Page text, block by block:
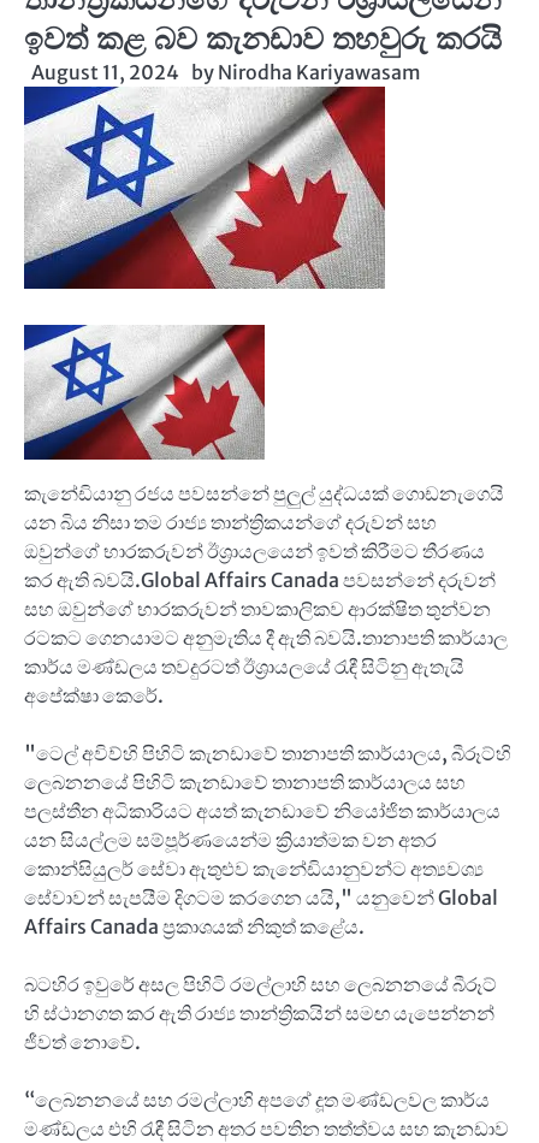
ඉවත් කළ බව කැනඩාව තහවුරු කරයි
August 11, 2024 by Nirodha Kariyawasam
කැනේඩියානු රජය පවසන්නේ පුලුල් යුද්ධයක් ගොඩනැගෙයි
යන බිය නිසා තම රාජ්‍ය තාන්ත්‍රිකයන්ගේ දරුවන් සහ
ඔවුන්ගේ භාරකරුවන් ඊශ්‍රායලයෙන් ඉවත් කිරීමට තීරණය
කර ඇති බවයි.Global Affairs Canada පවසන්නේ දරුවන්
සහ ඔවුන්ගේ භාරකරුවන් තාවකාලිකව ආරක්ෂිත තුන්වන
රටකට ගෙනයාමට අනුමැතිය දී ඇති බවයි.තානාපති කාර්යාල
කාර්ය මණ්ඩලය තවදුරටත් ඊශ්‍රායලයේ රැඳී සිටිනු ඇතැයි
අපේක්ෂා කෙරේ.
"ටෙල් අවිව්හි පිහිටි කැනඩාවේ තානාපති කාර්යාලය, බීරූට්හි
ලෙබනනයේ පිහිටි කැනඩාවේ තානාපති කාර්යාලය සහ
පලස්තීන අධිකාරියට අයත් කැනඩාවේ නියෝජිත කාර්යාලය
යන සියල්ලම සම්පූර්ණයෙන්ම ක්‍රියාත්මක වන අතර
කොන්සියුලර් සේවා ඇතුළුව කැනේඩියානුවන්ට අත්‍යවශ්‍ය
සේවාවන් සැපයීම දිගටම කරගෙන යයි," යනුවෙන් Global
Affairs Canada ප්‍රකාශයක් නිකුත් කළේය.
බටහිර ඉවුරේ අසල පිහිටි රමල්ලාහි සහ ලෙබනනයේ බීරූට්
හි ස්ථානගත කර ඇති රාජ්‍ය තාන්ත්‍රිකයින් සමඟ යැපෙන්නන්
ජීවත් නොවේ.
“ලෙබනනයේ සහ රමල්ලාහි අපගේ දූත මණ්ඩලවල කාර්ය
මණ්ඩලය එහි රැඳී සිටින අතර පවතින තත්ත්වය සහ කැනඩාව